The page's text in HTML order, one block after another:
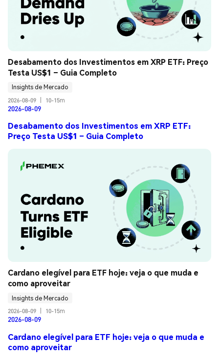
Desabamento dos Investimentos em XRP ETF: Preço
Testa US$1 – Guia Completo
Insights de Mercado
2026-08-09
10-15m
2026-08-09
Desabamento dos Investimentos em XRP ETF:
Preço Testa US$1 – Guia Completo
Cardano elegível para ETF hoje: veja o que muda e
como aproveitar
Insights de Mercado
2026-08-09
10-15m
2026-08-09
Cardano elegível para ETF hoje: veja o que muda e
como aproveitar